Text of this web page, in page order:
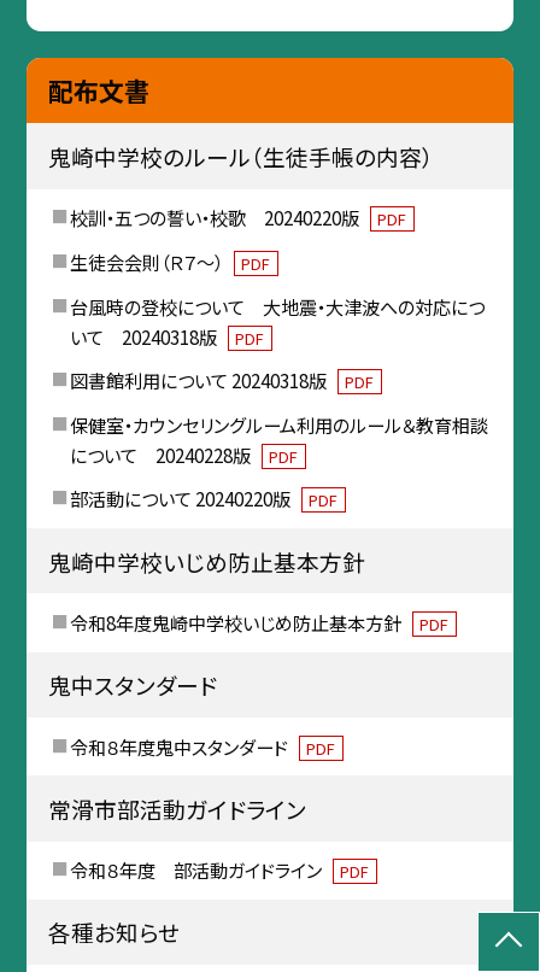
配布文書
鬼崎中学校のルール（生徒手帳の内容）
校訓・五つの誓い・校歌 20240220版 PDF
生徒会会則（Ｒ７～） PDF
台風時の登校について 大地震・大津波への対応につ
いて 20240318版
PDF
図書館利用について 20240318版 PDF
保健室・カウンセリングルーム利用のルール＆教育相談
について 20240228版
PDF
部活動について 20240220版 PDF
鬼崎中学校いじめ防止基本方針
令和8年度鬼崎中学校いじめ防止基本方針 PDF
鬼中スタンダード
令和８年度鬼中スタンダード PDF
常滑市部活動ガイドライン
令和８年度 部活動ガイドライン PDF
各種お知らせ